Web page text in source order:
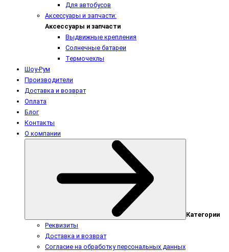
Для автобусов
Аксессуары и запчасти:
Аксессуары и запчасти
Выдвижные крепления
Солнечные батареи
Термочехлы
Шоу-Рум
Производители
Доставка и возврат
Оплата
Блог
Контакты
О компании
Категории
Реквизиты
Доставка и возврат
Согласие на обработку персональных данных